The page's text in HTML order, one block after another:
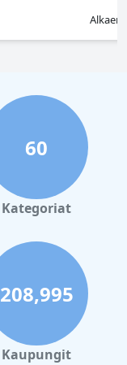
Alkaen
60
Kategoriat
208,995
Kaupungit